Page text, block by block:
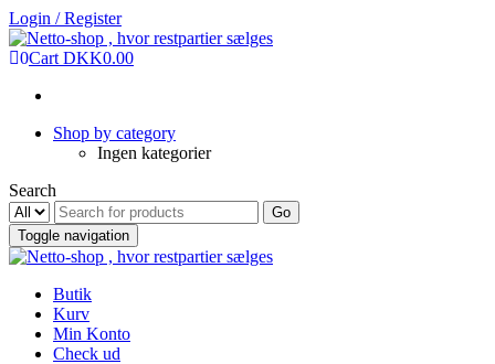
Login / Register
0Cart DKK0.00
Shop by category
Ingen kategorier
Search
Go
Toggle navigation
Butik
Kurv
Min Konto
Check ud